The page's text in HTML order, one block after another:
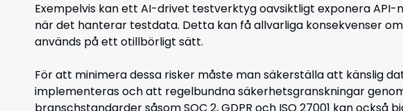
Exempelvis kan ett AI-drivet testverktyg oavsiktligt exponera
när det hanterar testdata. Detta kan få allvarliga konsekvenser
används på ett otillbörligt sätt.
För att minimera dessa risker måste man säkerställa att känslig
implementeras och att regelbundna säkerhetsgranskningar